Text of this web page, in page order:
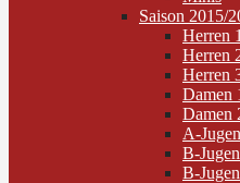
Saison 2015/
Herren 1
Herren
Herren
Damen
Damen
A-
B-
B-